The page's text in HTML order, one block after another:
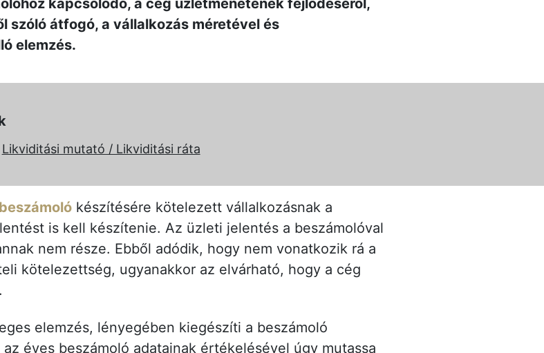
kapcsolódó, a cég üzletmenetének fejlődéséről,
szóló átfogó, a vállalkozás méretével és
elemzés.
Likviditási mutató / Likviditási ráta
készítésére kötelezett vállalkozásnak a
is kell készítenie. Az üzleti jelentés a beszámolóval
nem része. Ebből adódik, hogy nem vonatkozik rá a
kötelezettség, ugyanakkor az elvárható, hogy a cég
elemzés, lényegében kiegészíti a beszámoló
éves beszámoló adatainak értékelésével úgy mutassa